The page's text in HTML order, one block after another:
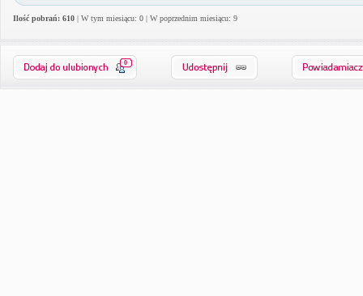
Ilość pobrań: 610 | W tym miesiącu: 0 | W poprzednim miesiącu: 9
0